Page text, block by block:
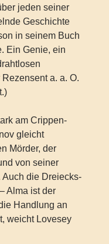
jeden seiner
Geschichte
in seinem Buch
Ein Genie, ein
a. a. O.
am Crippen-
gleicht
Mörder, der
von seiner
Auch die Dreiecks-
Alma ist der
Handlung an
weicht Lovesey